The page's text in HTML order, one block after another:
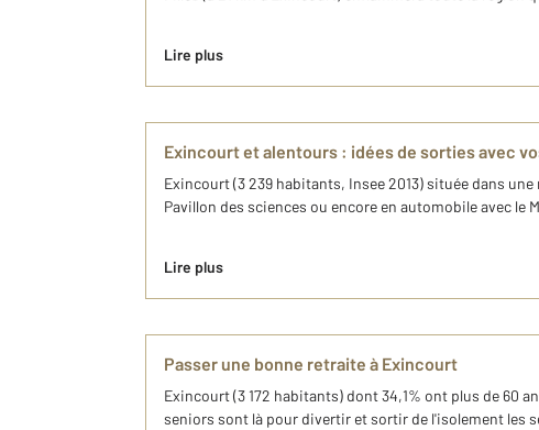
Lire plus
Exincourt et alentours : idées de sorties avec
Exincourt (3 239 habitants, Insee 2013) située dans
Pavillon des sciences ou encore en automobile avec
Lire plus
Passer une bonne retraite à Exincourt
Exincourt (3 172 habitants) dont 34,1% ont plus de 60
seniors sont là pour divertir et sortir de l'isolement les